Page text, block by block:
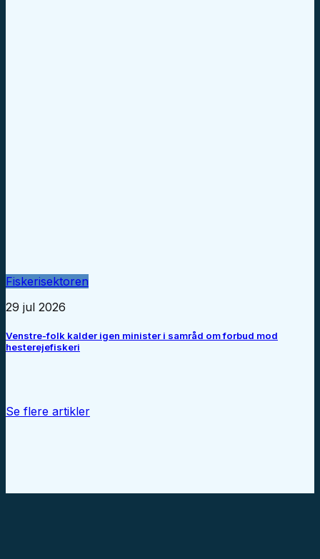
Fiskerisektoren
29 jul 2026
Venstre-folk kalder igen minister i samråd om forbud mod
hesterejefiskeri
Se flere artikler